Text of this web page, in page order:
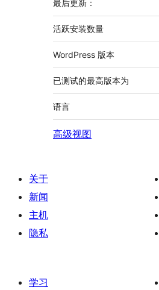
信
息
最后更新：
活跃安装数量
WordPress 版本
已测试的最高版本为
语言
高级视图
关于
新闻
主机
隐私
学习